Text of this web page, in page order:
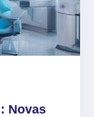
Novas